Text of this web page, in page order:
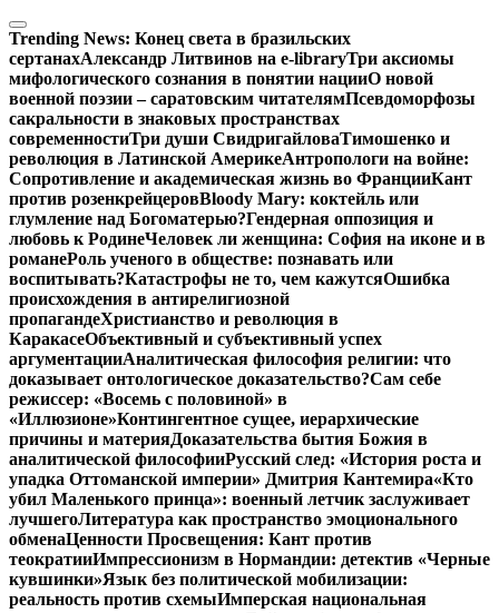
Перейти
к
содержимому
Trending News: Конец света в бразильских
сертанахАлександр Литвинов на e-libraryТри аксиомы
мифологического сознания в понятии нацииО новой
военной поэзии – саратовским читателямПсевдоморфозы
сакральности в знаковых пространствах
современностиТри души СвидригайловаТимошенко и
революция в Латинской АмерикеАнтропологи на войне:
Сопротивление и академическая жизнь во ФранцииКант
против розенкрейцеровBloody Mary: коктейль или
глумление над Богоматерью?Гендерная оппозиция и
любовь к РодинеЧеловек ли женщина: София на иконе и в
романеРоль ученого в обществе: познавать или
воспитывать?Катастрофы не то, чем кажутсяОшибка
происхождения в антирелигиозной
пропагандеХристианство и революция в
КаракасеОбъективный и субъективный успех
аргументацииАналитическая философия религии: что
доказывает онтологическое доказательство?Сам себе
режиссер: «Восемь с половиной» в
«Иллюзионе»Контингентное сущее, иерархические
причины и материяДоказательства бытия Божия в
аналитической философииРусский след: «История роста и
упадка Оттоманской империи» Дмитрия Кантемира«Кто
убил Маленького принца»: военный летчик заслуживает
лучшегоЛитература как пространство эмоционального
обменаЦенности Просвещения: Кант против
теократииИмпрессионизм в Нормандии: детектив «Черные
кувшинки»Язык без политической мобилизации:
реальность против схемыИмперская национальная